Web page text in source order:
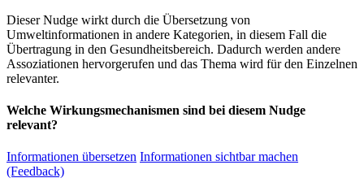
Dieser Nudge wirkt durch die Übersetzung von
Umweltinformationen in andere Kategorien, in diesem Fall die
Übertragung in den Gesundheitsbereich. Dadurch werden andere
Assoziationen hervorgerufen und das Thema wird für den Einzelnen
relevanter.
Welche Wirkungsmechanismen sind bei diesem Nudge
relevant?
Informationen übersetzen Informationen sichtbar machen
(Feedback)